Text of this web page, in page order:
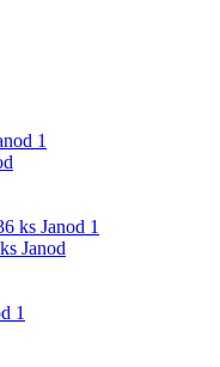
Janod